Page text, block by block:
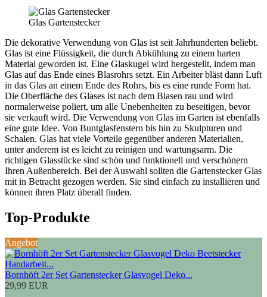
Glas Gartenstecker
Die dekorative Verwendung von Glas ist seit Jahrhunderten beliebt.
Glas ist eine Flüssigkeit, die durch Abkühlung zu einem harten
Material geworden ist. Eine Glaskugel wird hergestellt, indem man
Glas auf das Ende eines Blasrohrs setzt. Ein Arbeiter bläst dann Luft
in das Glas an einem Ende des Rohrs, bis es eine runde Form hat.
Die Oberfläche des Glases ist nach dem Blasen rau und wird
normalerweise poliert, um alle Unebenheiten zu beseitigen, bevor
sie verkauft wird. Die Verwendung von Glas im Garten ist ebenfalls
eine gute Idee. Von Buntglasfenstern bis hin zu Skulpturen und
Schalen. Glas hat viele Vorteile gegenüber anderen Materialien,
unter anderem ist es leicht zu reinigen und wartungsarm. Die
richtigen Glasstücke sind schön und funktionell und verschönern
Ihren Außenbereich. Bei der Auswahl sollten die Gartenstecker Glas
mit in Betracht gezogen werden. Sie sind einfach zu installieren und
können ihren Platz überall finden.
Top-Produkte
Angebot
Bornhöft 2er Set Gartenstecker Glasvogel Deko...
29,99 EUR